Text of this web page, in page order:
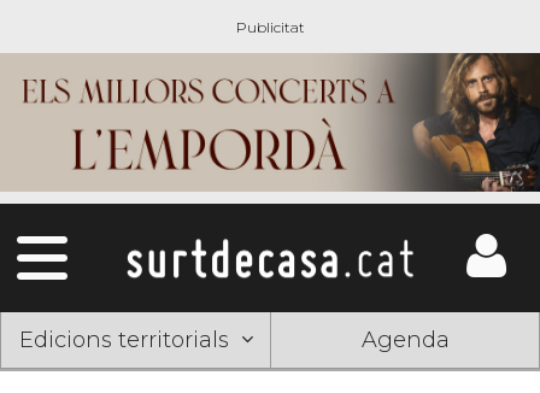
Edicions territorials Agenda